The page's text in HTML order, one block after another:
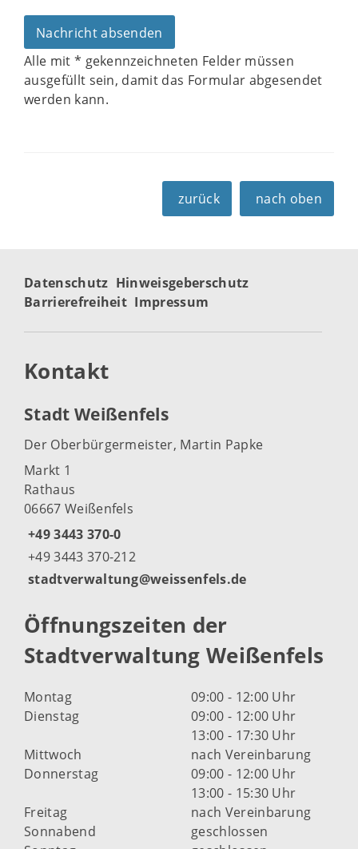
Alle mit * gekennzeichneten Felder müssen
ausgefüllt sein, damit das Formular abgesendet
werden kann.
zurück nach oben
Datenschutz Hinweisgeberschutz
Barrierefreiheit Impressum
Kontakt
Stadt Weißenfels
Der Oberbürgermeister, Martin Papke
Markt 1
Rathaus
06667 Weißenfels
+49 3443 370-0
+49 3443 370-212
stadtverwaltung@weissenfels.de
Öffnungszeiten der
Stadtverwaltung Weißenfels
Montag
09:00 - 12:00 Uhr
Dienstag
09:00 - 12:00 Uhr
13:00 - 17:30 Uhr
Mittwoch
nach Vereinbarung
Donnerstag
09:00 - 12:00 Uhr
13:00 - 15:30 Uhr
Freitag
nach Vereinbarung
Sonnabend
geschlossen